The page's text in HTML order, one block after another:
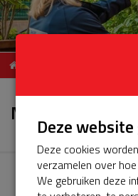
NieuwsDeze
Deze cookies
verzamelen over
We gebruiken deze